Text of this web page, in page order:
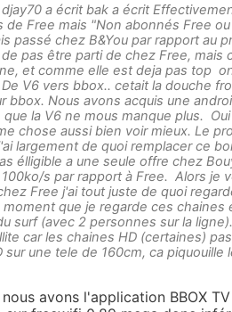
djay70 a écrit bak a écrit
de Free mais "Non abonnés Free
passé chez B&You par rapport au
pas être parti de chez Free, mais
et comme elle est deja pas top
V6 vers bbox.. cetait la douche
bbox. Nous avons acquis une
que la V6 ne mous manque plus.
chose aussi bien voir mieux. Le
largement de quoi remplacer ce
élligible a une seule offre chez
s par rapport à Free. Alors je
Free j'ai tout juste de quoi
que je regarde ces chaines
surf (avec 2 personnes sur la
car les chaines HD (certaines)
sur une tele de 160cm, ca piquouille
avons l'application BBOX